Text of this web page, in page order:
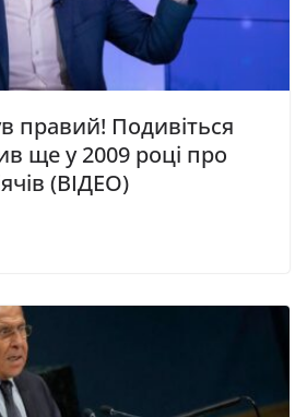
правий! Подивіться
ще у 2009 році про
(ВІДЕО)